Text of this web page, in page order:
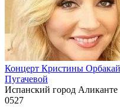
Концерт Кристины
Пугачевой
Испанский город Аликанте
0527